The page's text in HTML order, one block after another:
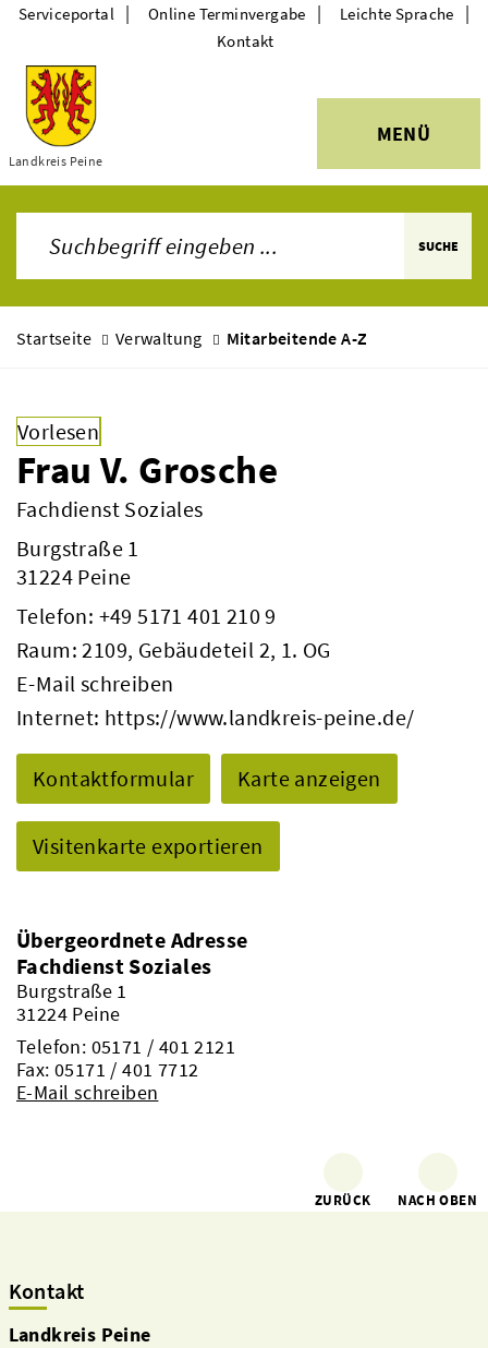
Themen
Landkreis Peine
MENÜ
Serviceportal | Online Terminvergabe | Leichte Sprache |
Kontakt
SUCHE
Startseite Verwaltung Mitarbeitende A-Z
Vorlesen
Frau V. Grosche
Fachdienst Soziales
Burgstraße 1
31224 Peine
Telefon: +49 5171 401 210 9
Raum: 2109, Gebäudeteil 2, 1. OG
E-Mail schreiben
Internet: https://www.landkreis-peine.de/
Kontaktformular Karte anzeigen
Visitenkarte exportieren
Übergeordnete Adresse
Fachdienst Soziales
Burgstraße 1
31224 Peine
Telefon: 05171 / 401 2121
Fax: 05171 / 401 7712
E-Mail schreiben
ZURÜCK NACH OBEN
Kontakt
Landkreis Peine